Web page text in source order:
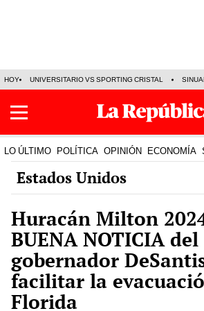
HOY UNIVERSITARIO VS SPORTING CRISTAL
LO ÚLTIMO POLÍTICA OPINIÓN ECONOMÍA
Estados Unidos
Huracán Milton
BUENA NOTICIA del
gobernador
facilitar la
Florida